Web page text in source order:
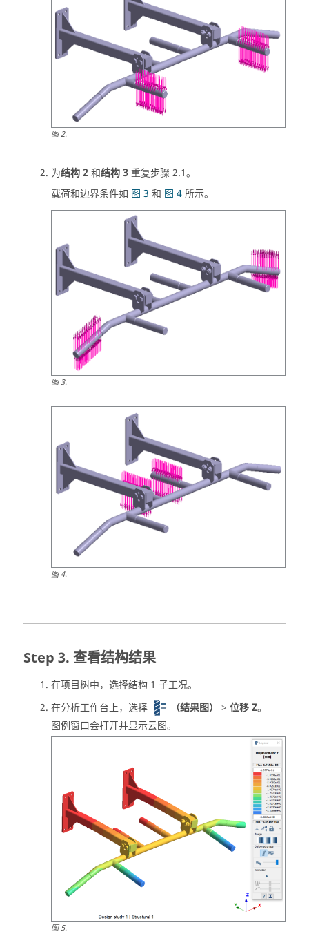
图2.
为结构 2和结构 3重复步骤 2.1。
载荷和边界条件如 图 3 和 图 4所示。
图3.
图4.
查看结构结果
在项目树中，选择结构 1 子工况。
在分析工作台上，选择 （结果图） > 位移 Z。
图例窗口会打开并显示云图。
图5.